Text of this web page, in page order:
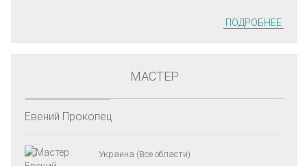
ПОДРОБНЕЕ
МАСТЕР
Евений Прокопец
Украина (Все области)